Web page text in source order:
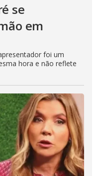
se
em
foi um
hora e não reflete